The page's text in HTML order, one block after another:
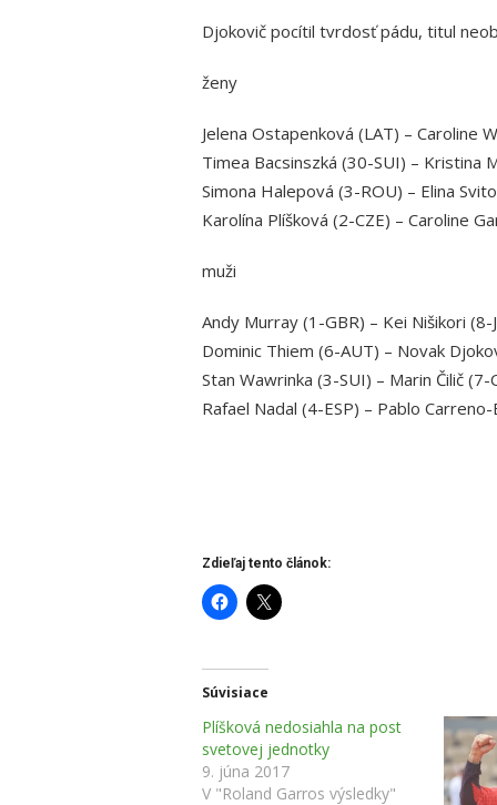
Djokovič pocítil tvrdosť pádu, titul
ženy
Jelena Ostapenková (LAT) – Caroline
Timea Bacsinszká (30-SUI) – Kristina
Simona Halepová (3-ROU) – Elina
Karolína Plíšková (2-CZE) – Caroline
muži
Andy Murray (1-GBR) – Kei Nišikori (8-
Dominic Thiem (6-AUT) – Novak
Stan Wawrinka (3-SUI) – Marin Čilič (7-
Rafael Nadal (4-ESP) – Pablo
Zdieľaj tento článok:
Súvisiace
Plíšková nedosiahla na post
svetovej jednotky
9. júna 2017
V "Roland Garros výsledky"